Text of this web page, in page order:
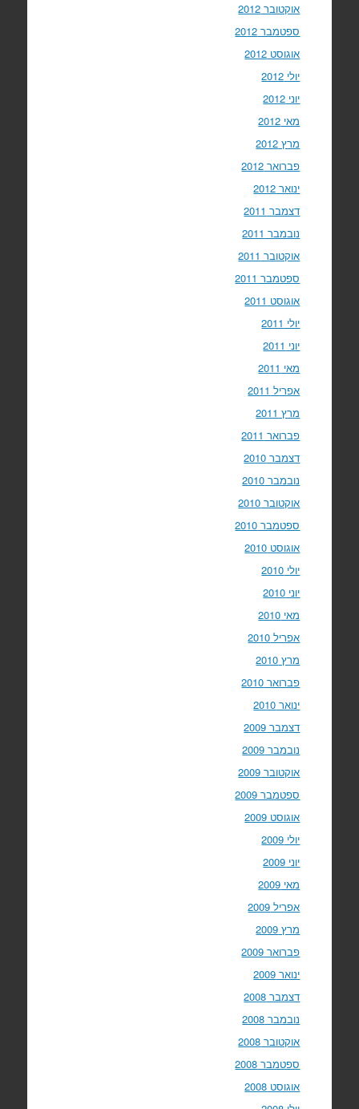
אוקטובר 2012
ספטמבר 2012
אוגוסט 2012
יולי 2012
יוני 2012
מאי 2012
מרץ 2012
פברואר 2012
ינואר 2012
דצמבר 2011
נובמבר 2011
אוקטובר 2011
ספטמבר 2011
אוגוסט 2011
יולי 2011
יוני 2011
מאי 2011
אפריל 2011
מרץ 2011
פברואר 2011
דצמבר 2010
נובמבר 2010
אוקטובר 2010
ספטמבר 2010
אוגוסט 2010
יולי 2010
יוני 2010
מאי 2010
אפריל 2010
מרץ 2010
פברואר 2010
ינואר 2010
דצמבר 2009
נובמבר 2009
אוקטובר 2009
ספטמבר 2009
אוגוסט 2009
יולי 2009
יוני 2009
מאי 2009
אפריל 2009
מרץ 2009
פברואר 2009
ינואר 2009
דצמבר 2008
נובמבר 2008
אוקטובר 2008
ספטמבר 2008
אוגוסט 2008